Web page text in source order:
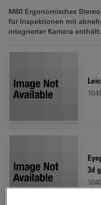
M80 Ergonomisches
für Inspektionen mit
integrierter Kamera enthält:
3d